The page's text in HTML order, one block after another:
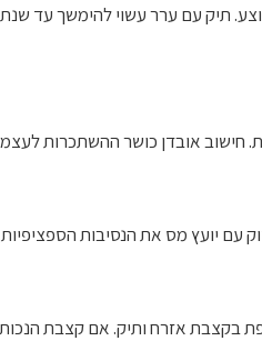
תיק עם ערר עשוי להימשך עד
אובדן כושר ההשתכרות
יועץ מס את הנסיבות
בקצבת אזרח ותיק. אם קצבת הנכות